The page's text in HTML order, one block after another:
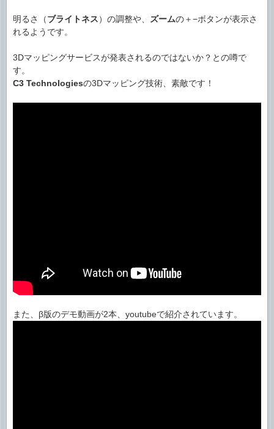
明るさ（ブライトネス）の調整や、 ズームの＋−ボタンが表示さ
れるようです。
3Dマッピングサービスが発表されるのではないか？との噂で
す。
C3 Technologiesの3Dマッピング技術、素敵です！
また、β版のデモ動画が2本、youtubeで紹介されています。